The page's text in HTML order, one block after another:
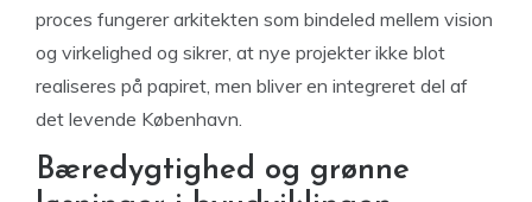
proces fungerer arkitekten som bindeled mellem vision
og virkelighed og sikrer, at nye projekter ikke blot
realiseres på papiret, men bliver en integreret del af
det levende København.
Bæredygtighed og grønne